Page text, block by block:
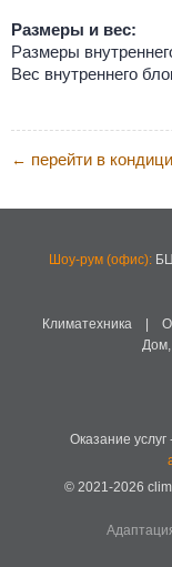
Размеры и вес:
Размеры
Вес внутреннего
← перейти в
Шоу-рум (офис):БЦ
Климатехника|
Дом,
Оказание услуг
© 2021-2026